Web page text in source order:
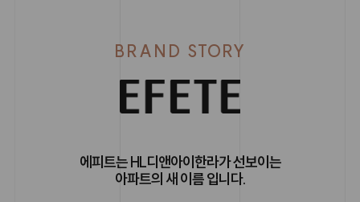
BRAND STORY
에피트는 HL디앤아이한라가 선보이는
아파트의 새 이름 입니다.